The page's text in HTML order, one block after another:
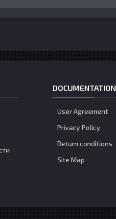
DOCUMENTATION
User Agreement
Privacy Policy
Return conditions
Site Map